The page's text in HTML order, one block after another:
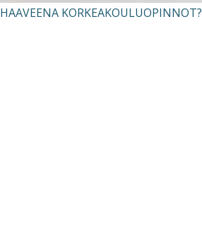
HAAVEENA KORKEAKOULUOPINNOT?